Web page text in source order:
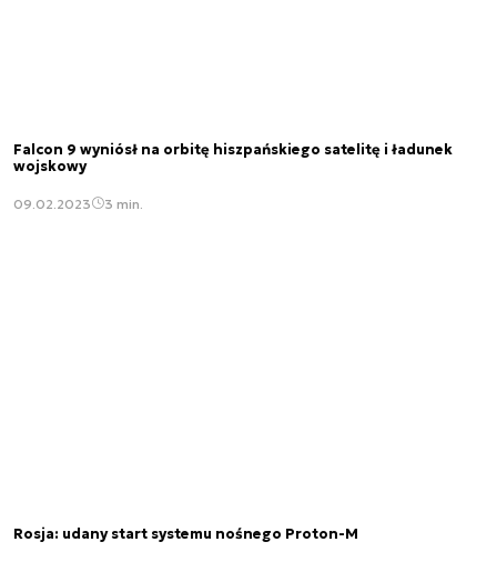
Falcon 9 wyniósł na orbitę hiszpańskiego satelitę i ładunek
wojskowy
09.02.2023 3 min.
Rosja: udany start systemu nośnego Proton-M